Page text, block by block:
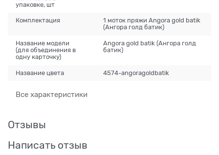
упаковке, шт
Комплектация
1 моток пряжи Angora gold batik
(Ангора голд батик)
Название модели
(для объединения в
одну карточку)
Angora gold batik (Ангора голд
батик)
Название цвета 4574-angoragoldbatik
Все характеристики
Отзывы
Написать отзыв